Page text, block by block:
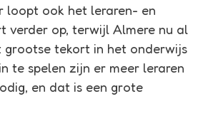
loopt ook het leraren- en
verder op, terwijl Almere nu al
grootse tekort in het onderwijs
te spelen zijn er meer leraren
en dat is een grote